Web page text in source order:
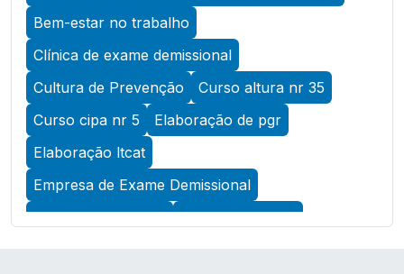
A Importância do Exame Admissional para
Garantir a Saúde Ocupacional Eficiente
A Importância do Exame ASO para Garantir a
Saúde Ocupacional Eficiente
A Importância do Exame de Acuidade Visual
para Manter a Saúde Ocular
A Importância do Exame de Retorno ao
Trabalho para Garantir a Saúde e Segurança
Bem-estar no trabalho
Clínica de exame demissional
Cultura de Prevenção
Curso altura nr 35
Curso cipa nr 5
Elaboração de pgr
Elaboração ltcat
Empresa de Exame Demissional
Empresa de Pcmso
Empresa de SST